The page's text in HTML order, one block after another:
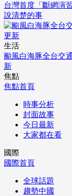
台灣首度「斷網演
說清楚的事
生活
颱風白海豚全台交
新
焦點
焦點首頁
時事分析
封面故事
今日最新
大家都在看
國際
國際首頁
全球話題
趨勢中國